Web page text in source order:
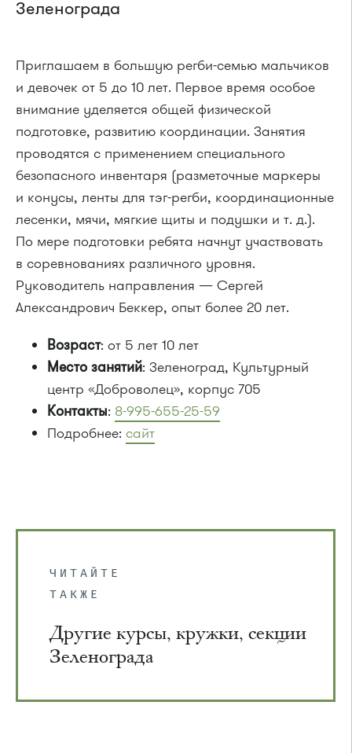
Зеленограда
Приглашаем в большую регби-семью мальчиков
и девочек от 5 до 10 лет. Первое время особое
внимание уделяется общей физической
подготовке, развитию координации. Занятия
проводятся с применением специального
безопасного инвентаря (разметочные маркеры
и конусы, ленты для тэг-регби, координационные
лесенки, мячи, мягкие щиты и подушки и т. д.).
По мере подготовки ребята начнут участвовать
в соревнованиях различного уровня.
Руководитель направления — Сергей
Александрович Беккер, опыт более 20 лет.
Возраст: от 5 лет 10 лет
Место занятий: Зеленоград, Культурный
центр «Доброволец», корпус 705
Контакты: 8-995-655-25-59
Подробнее: сайт
ЧИТАЙТЕ
ТАКЖЕ
Другие курсы, кружки, секции
Зеленограда